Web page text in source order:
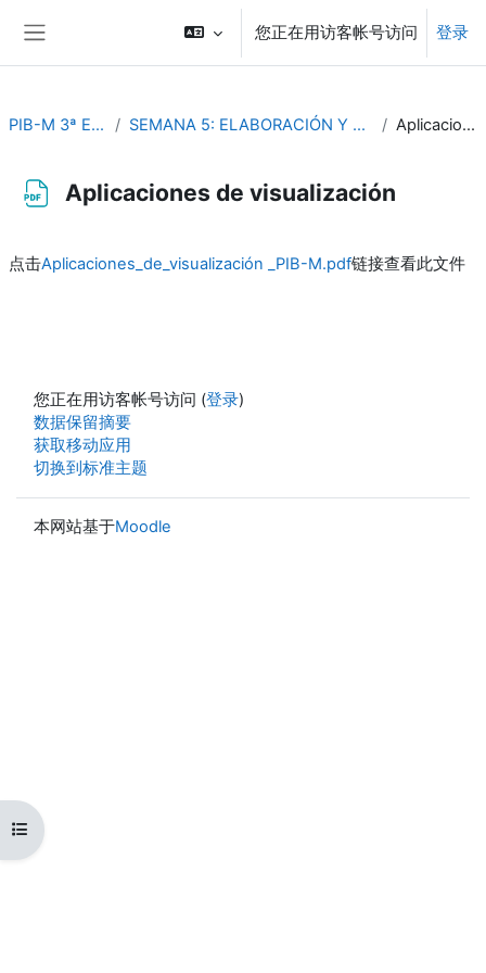
您正在用访客帐号访问 登录
打开课程索引
PIB-M 3ª Edición (fase práctica) SEMANA 5: ELABORACIÓN Y PRESENTACION DE INFORMES DE CASOS ESTUDIO Aplicaciones de visualización
Aplicaciones de visualización
点击Aplicaciones_de_visualización _PIB-M.pdf链接查看此文件
您正在用访客帐号访问 (登录)
‎数据保留摘要‎
获取移动应用
切换到标准主题
本网站基于Moodle